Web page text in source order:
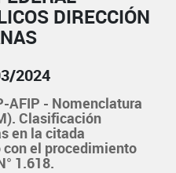
DIRECCIÓN
2024
AFIP - Nomenclatura
Clasificación
en la citada
el procedimiento
1.618.